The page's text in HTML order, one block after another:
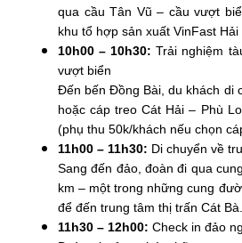
qua cầu Tân Vũ – cầu vượt
khu tổ hợp sản xuất VinFast Hải
10h00 – 10h30: Trải nghiệm
vượt biển
Đến bến Đồng Bài, du khách di
hoặc cáp treo Cát Hải – Phù
(phụ thu 50k/khách nếu chọn
11h00 – 11h30: Di chuyển về
Sang đến đảo, đoàn đi qua
km – một trong những cung
để đến trung tâm thị trấn Cát Bà.
11h30 – 12h00: Check in đảo